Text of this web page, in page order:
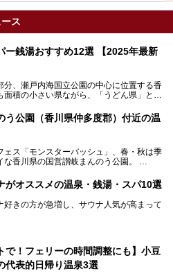
ス
ー銭湯おすすめ12選 【2025年最新
分、瀬戸内海国立公園の中心に位置する香
面積の小さい県ながら、「うどん県」とも
、製塩や醤油など特産品は実にバラエティ
内海の島々を舞台にした「瀬戸内国際芸術
アートの県としても知られています。
。気になるスーパー銭湯があったら、ぜひ
い！
う公園（香川県仲多度郡）付近の温
ェス「モンスターバッシュ」、春・秋は季
な香川県の国営讃岐まんのう公園。
園であり、広さは東京ディズニーランド７
場もあり、レンタサイクルで外周をぐるっ
できます。
んのう公園は園内に温泉がありません。
がオススメの温泉・銭湯・スパ10選
好きの方が急増し、サウナ人気が高まって
でいる方や訪れる予定のある方は、香川の
てみましょう！
で！フェリーの時間調整にも】小豆
代表的日帰り温泉3選